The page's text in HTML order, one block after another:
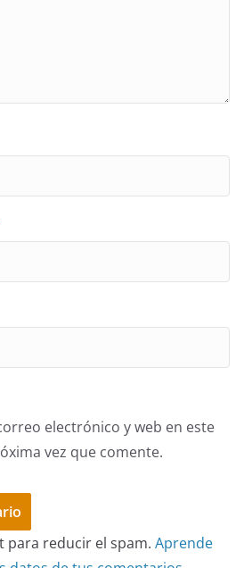
electrónico y web en este
vez que comente.
para reducir el spam. Aprende